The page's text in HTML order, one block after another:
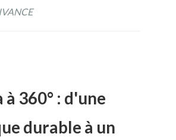
360° : d'une
durable à un